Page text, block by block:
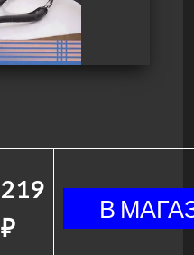
219
₽